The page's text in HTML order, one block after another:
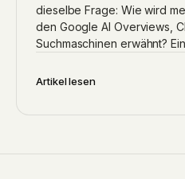
dieselbe Frage: Wie wird
den Google AI Overviews,
Suchmaschinen erwähnt?
Artikel lesen